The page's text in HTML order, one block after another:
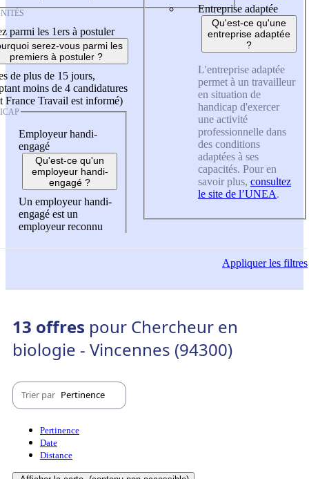
parmi les 1ers à postuler
serez-vous parmi les
premiers à postuler ?
de plus de 15 jours,
moins de 4 candidatures
France Travail est informé)
Employeur handi-
engagé
Qu'est-ce qu'un
employeur handi-
engagé ?
Un employeur handi-
engagé est un
employeur reconnu
Entreprise adaptée
Qu'est-ce qu'une
entreprise adaptée
?
L'entreprise adaptée
permet à un travailleur
en situation de
handicap d'exercer
une activité
professionnelle dans
des conditions
adaptées à ses
capacités. Pour en
savoir plus, consultez
le site de l’UNEA.
Appliquerles filtres
13 offres pour Chercheur en
biologie - Vincennes (94300)
Trier par Pertinence
Pertinence
Date
Distance